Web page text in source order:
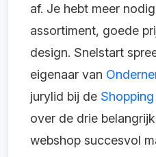
af. Je hebt meer
assortiment, goede
design. Snelstart
eigenaar van
jurylid bij de
over de drie
webshop succesvol